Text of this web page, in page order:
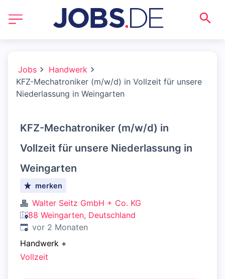
Jobs
Handwerk
KFZ-Mechatroniker (m/w/d) in Vollzeit für unsere
Niederlassung in Weingarten
KFZ-Mechatroniker (m/w/d) in
Vollzeit für unsere Niederlassung in
Weingarten
merken
Walter Seitz GmbH + Co. KG
88 Weingarten, Deutschland
Veröffentlicht:
vor 2 Monaten
Handwerk +
Vollzeit